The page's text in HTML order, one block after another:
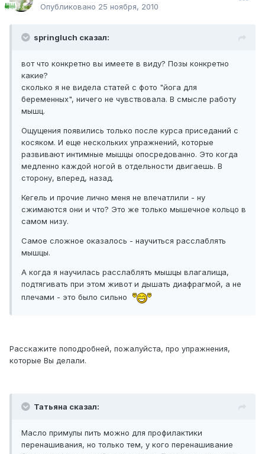
Опубликовано 25 ноября, 2010
springluch сказал:
вот что конкретно вы имеете в виду? Позы конкретно
какие?
сколько я не видела статей с фото "йога для
беременных", ничего не чувствовала. В смысле работу
мышц.
Ощущения появились только после курса приседаний с
косяком. И еще нескольких упражнений, которые
развивают интимные мышцы опосредованно. Это когда
медленно каждой ногой в отдельности двигаешь. В
сторону, вперед, назад.
Кегель и прочие лично меня не впечатлили - ну
сжимаются они и что? Это же только мышечное кольцо в
самом низу.
Самое сложное оказалось - научиться расслаблять
мышцы.
А когда я научилась расслаблять мышцы влагалища,
подтягивать при этом живот и дышать диафрагмой, а не
плечами - это было сильно
Расскажите поподробней, пожалуйста, про упражнения,
которые Вы делали.
Татьяна сказал:
Масло примулы пить можно для профилактики
перенашивания, но только тем, у кого перенашивание